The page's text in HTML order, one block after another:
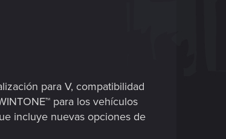
para V, compatibilidad
para los vehículos
incluye nuevas opciones de